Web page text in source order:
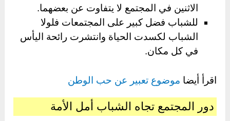
الاثنين في المجتمع لا يتفاوت عن بعضهما.
للشباب فضل كبير على المجتمعات فلولا
الشباب لكسدت الحياة وانتشرت رائحة اليأس
في كل مكان.
اقرأ أيضا موضوع تعبير عن حب الوطن
دور المجتمع تجاه الشباب أمل الأمة